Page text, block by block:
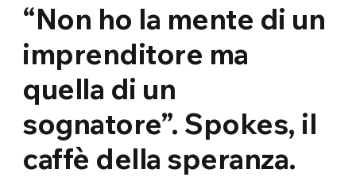
“Non ho la mente di un
imprenditore ma
quella di un
sognatore”. Spokes, il
caffè della speranza.